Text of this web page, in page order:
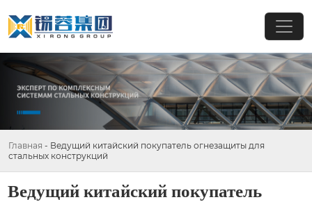
Главная - Ведущий китайский покупатель огнезащиты для
стальных конструкций
Ведущий китайский покупатель